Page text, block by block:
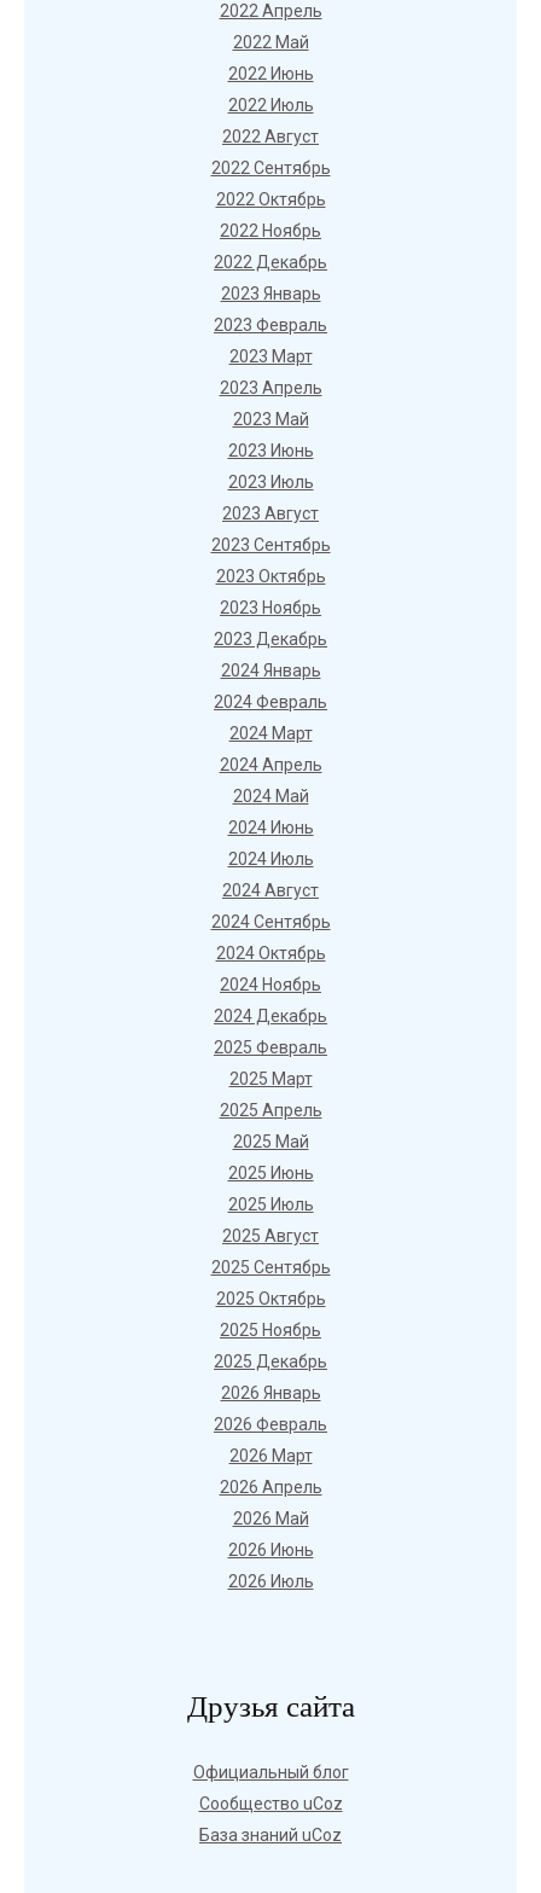
2022 Апрель
2022 Май
2022 Июнь
2022 Июль
2022 Август
2022 Сентябрь
2022 Октябрь
2022 Ноябрь
2022 Декабрь
2023 Январь
2023 Февраль
2023 Март
2023 Апрель
2023 Май
2023 Июнь
2023 Июль
2023 Август
2023 Сентябрь
2023 Октябрь
2023 Ноябрь
2023 Декабрь
2024 Январь
2024 Февраль
2024 Март
2024 Апрель
2024 Май
2024 Июнь
2024 Июль
2024 Август
2024 Сентябрь
2024 Октябрь
2024 Ноябрь
2024 Декабрь
2025 Февраль
2025 Март
2025 Апрель
2025 Май
2025 Июнь
2025 Июль
2025 Август
2025 Сентябрь
2025 Октябрь
2025 Ноябрь
2025 Декабрь
2026 Январь
2026 Февраль
2026 Март
2026 Апрель
2026 Май
2026 Июнь
2026 Июль
Друзья сайта
Официальный блог
Сообщество uCoz
База знаний uCoz